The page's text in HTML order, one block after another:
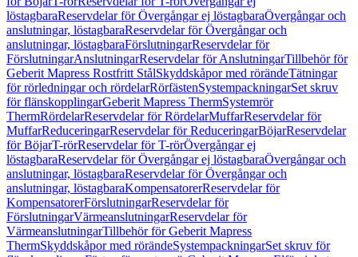
löstagbaraReservdelar för Övergångar ej löstagbaraÖvergångar och
anslutningar, löstagbaraReservdelar för Övergångar och
anslutningar, löstagbaraFörslutningarReservdelar för
FörslutningarAnslutningarReservdelar för AnslutningarTillbehör för
Geberit Mapress Rostfritt StålSkyddskåpor med rörändeTätningar
för rörledningar och rördelarRörfästenSystempackningarSet skruv
för flänskopplingarGeberit Mapress ThermSystemrör
ThermRördelarReservdelar för RördelarMuffarReservdelar för
MuffarReduceringarReservdelar för ReduceringarBöjarReservdelar
för BöjarT-rörReservdelar för T-rörÖvergångar ej
löstagbaraReservdelar för Övergångar ej löstagbaraÖvergångar och
anslutningar, löstagbaraReservdelar för Övergångar och
anslutningar, löstagbaraKompensatorerReservdelar för
KompensatorerFörslutningarReservdelar för
FörslutningarVärmeanslutningarReservdelar för
VärmeanslutningarTillbehör för Geberit Mapress
ThermSkyddskåpor med rörändeSystempackningarSet skruv för